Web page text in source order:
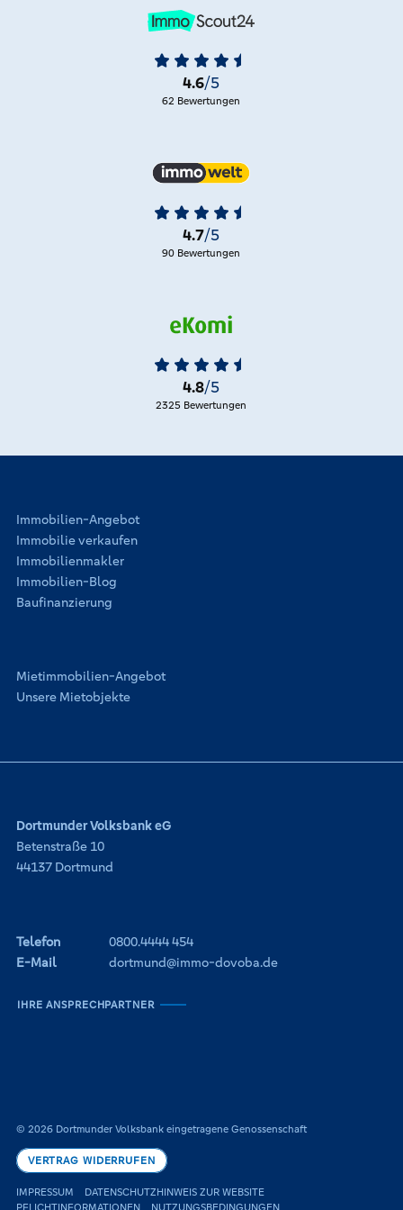
und wirtschaftlich stark in der Metallindustrie, ist
Schwerte heute ein ansprechendes Städtchen mit
historisch gewachsenem Stadtbild. Gestaltungswille und
Traditionsbewusstsein prägen das städtische Leben, etwa
das mittelalterliche „Schichtwesen“ zur Gestaltung des
Flusstouren, Ruhrauen und Grünlagen hervorragende
Stadt vor allem durch die Bürgerstiftung Rohrmeisterei,
das Kulturzentrum von Schwerte.
* Wir weisen darauf hin, dass Sie mit dem Klick die Seiten
der Dortmunder Volksbank verlassen. Wir haben keinen
4.6/5
62 Bewertungen
4.7/5
90 Bewertungen
4.8/5
2325 Bewertungen
Immobilien-Angebot
Immobilie verkaufen
Immobilienmakler
Immobilien-Blog
Baufinanzierung
Mietimmobilien-Angebot
Unsere Mietobjekte
Dortmunder Volksbank eG
Betenstraße 10
44137 Dortmund
Telefon
0800.4444 454
E-Mail
dortmund@immo-dovoba.de
IHRE ANSPRECHPARTNER
© 2026 Dortmunder Volksbank eingetragene Genossenschaft
VERTRAG WIDERRUFEN
IMPRESSUM
DATENSCHUTZHINWEIS ZUR WEBSITE
PFLICHTINFORMATIONEN
NUTZUNGSBEDINGUNGEN